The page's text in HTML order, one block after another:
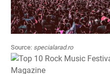
Source: specialarad.ro